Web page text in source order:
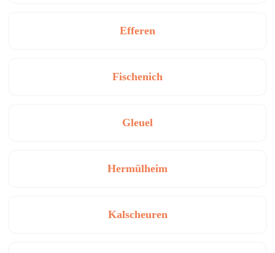
Efferen
Fischenich
Gleuel
Hermülheim
Kalscheuren